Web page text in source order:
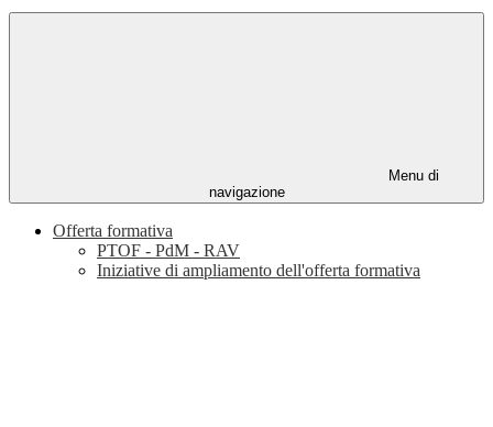
Menu di
navigazione
Offerta formativa
PTOF - PdM - RAV
Iniziative di ampliamento dell'offerta formativa